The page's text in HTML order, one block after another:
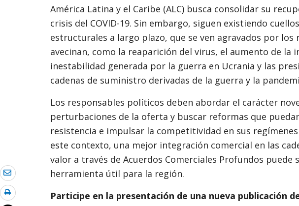
América Latina y el Caribe (ALC) busca consolidar su
crisis del COVID-19. Sin embargo, siguen existiendo
estructurales a largo plazo, que se ven agravados por los
avecinan, como la reaparición del virus, el aumento de la
inestabilidad generada por la guerra en Ucrania y las
cadenas de suministro derivadas de la guerra y la
Los responsables políticos deben abordar el carácter
perturbaciones de la oferta y buscar reformas que
resistencia e impulsar la competitividad en sus regímenes
este contexto, una mejor integración comercial en las
valor a través de Acuerdos Comerciales Profundos puede
herramienta útil para la región.
Participe en la presentación de una nueva publicación